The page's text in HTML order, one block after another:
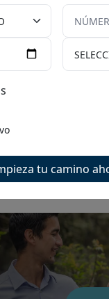
y uno de los
evaluación por
laboral
en
periodo de
pueden ser
pensando en
tu camino